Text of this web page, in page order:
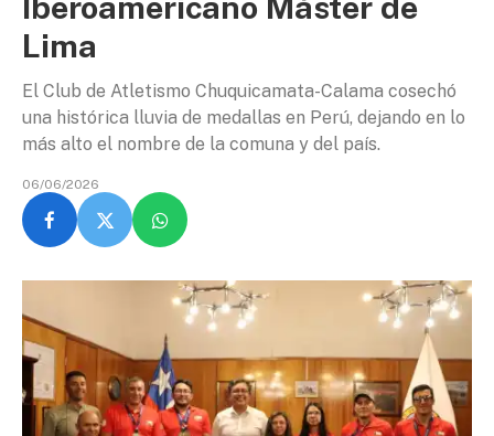
Lima
El Club de Atletismo Chuquicamata-Calama cosechó
una histórica lluvia de medallas en Perú, dejando en lo
más alto el nombre de la comuna y del país.
06/06/2026